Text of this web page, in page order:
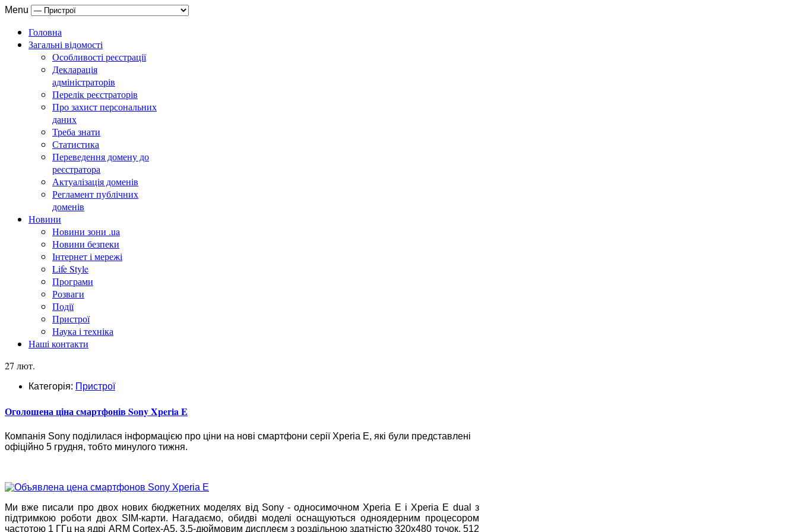
Menu
Головна
Загальні відомості
Особливості реєстрації
Декларація
адміністраторів
Перелік реєстраторів
Про захист персональних
даних
Треба знати
Статистика
Переведення домену до
реєстратора
Актуалізація доменів
Регламент публічних
доменів
Новини
Новини зони .ua
Новини безпеки
Інтернет і мережі
Life Style
Програми
Розваги
Події
Пристрої
Наука і техніка
Наші контакти
27 лют.
Категорія: Пристрої
Оголошена ціна смартфонів Sony Xperia E
Компанія Sony поділилася інформацією про ціни на нові смартфони серії Xperia E, які були представлені
офіційно 5 грудня, тобто минулого тижня.
Ми вже писали про двох нових бюджетних моделях від Sony - односимочном Xperia E і Xperia E dual з
підтримкою роботи двох SIM-карти. Нагадаємо, обидві моделі оснащуються одноядерним процесором
частотою 1 ГГц на ядрі ARM Cortex-A5, 3,5-дюймовим дисплеєм з роздільною здатністю 320x480 точок, 512